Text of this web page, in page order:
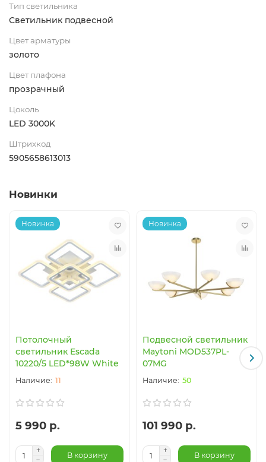
Тип светильника
Светильник подвесной
Цвет арматуры
золото
Цвет плафона
прозрачный
Цоколь
LED 3000K
Штрихкод
5905658613013
Новинки
Новинка
Потолочный
светильник Escada
10220/5 LED*98W White
11
5 990 р.
В корзину
Новинка
Подвесной светильник
Maytoni MOD537PL-
07MG
50
101 990 р.
В корзину